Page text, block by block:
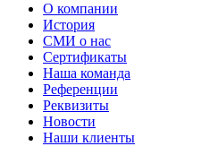
О компании
История
СМИ о нас
Cертификаты
Наша команда
Референции
Реквизиты
Новости
Наши клиенты